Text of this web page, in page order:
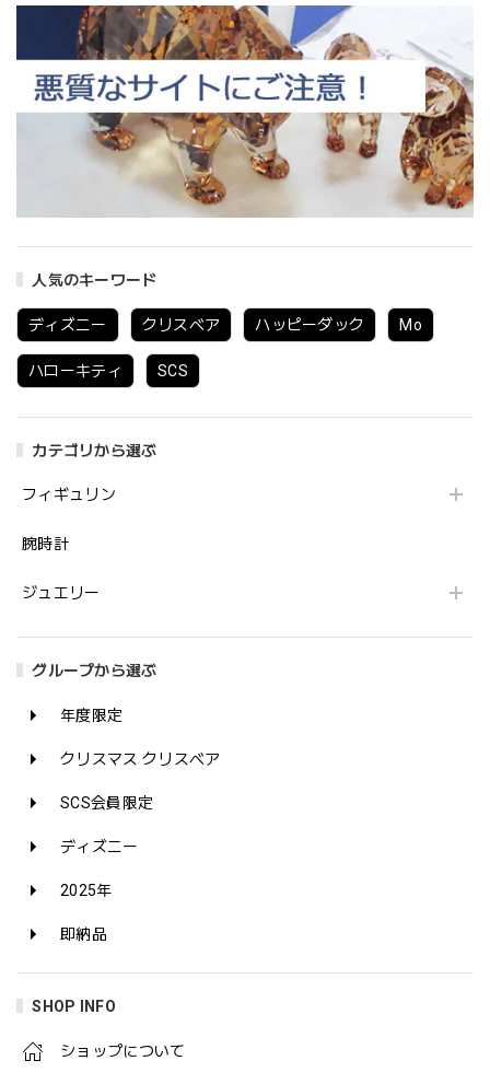
人気のキーワード
ディズニー クリスベア ハッピーダック Mo
ハローキティ SCS
カテゴリから選ぶ
フィギュリン
腕時計
ジュエリー
グループから選ぶ
年度限定
クリスマス クリスベア
SCS会員限定
ディズニー
2025年
即納品
SHOP INFO
ショップについて